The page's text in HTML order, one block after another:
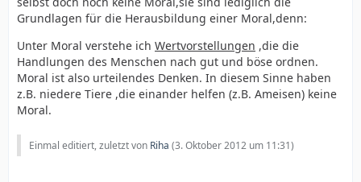
heraus, die uns befähigen, uns moralisch zu verhalten.
Moral greift auf Mechanismen
unser Körper und
unser Gehirn »Bausteine« enthalten, die
Sinneswahrnehmung ermöglichen, so
besitzen wir von Natur aus Bausteine der Moralität.
Moralische Prozesse sind
natürlich wie Sehen oder Hören
allerdings nur im übertragenen
Sinn. Wir brauchen Moralität nicht als etwas
ausschließlich »Übersinnliches« aufzufassen,
etwas, das nur durch Kultur, Ideologie und Religion
entsteht und das Verstandeskräft
e, Abstraktionsvermögen und Sprache voraussetzt.
Moralität steht nicht
Grundausstattung des Menschen.
zitat aus:
Jan Verplaetse , Der moralische Instinkt
, Über den
Grundlagen für die Herausbildung einer Moral,denn:
Unter Moral verstehe ich Wertvorstellungen ,die die
Handlungen des Menschen nach gut und böse ordnen.
Moral ist also urteilendes Denken. In diesem Sinne haben
z.B. niedere Tiere ,die einander helfen (z.B. Ameisen) keine
Moral.
Einmal editiert, zuletzt von Riha (3. Oktober 2012 um 11:31)